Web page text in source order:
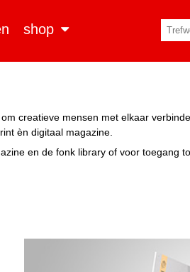
shop
creatieve mensen met elkaar
èn digitaal magazine.
en de fonk library of voor toegang